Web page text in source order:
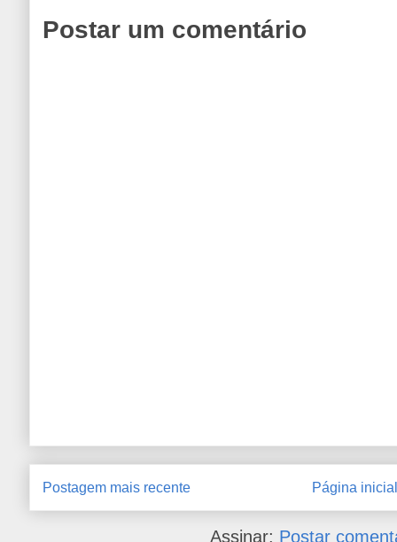
Postar um comentário
Postagem mais recente Página inicial
Assinar: Postar